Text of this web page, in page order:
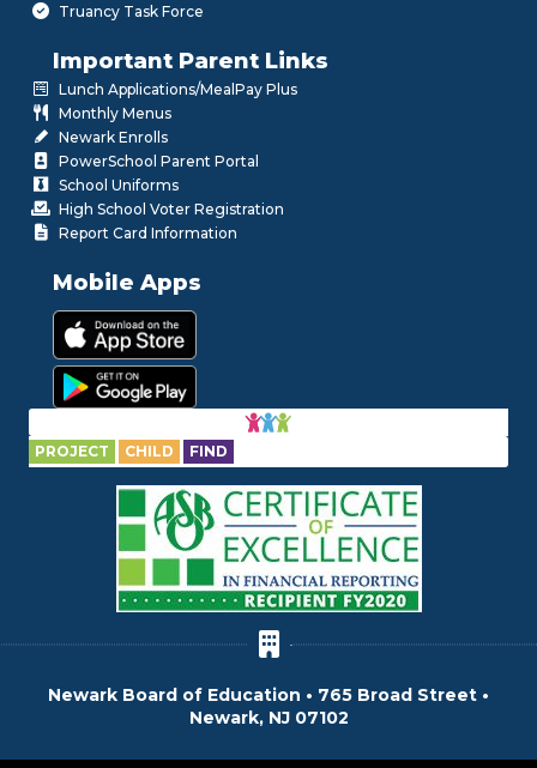
Truancy Task Force
Important Parent Links
Lunch Applications/MealPay Plus
Monthly Menus
Newark Enrolls
PowerSchool Parent Portal
School Uniforms
High School Voter Registration
Report Card Information
Mobile Apps
PROJECT CHILD FIND
Newark Board of Education • 765 Broad Street •
Newark, NJ 07102